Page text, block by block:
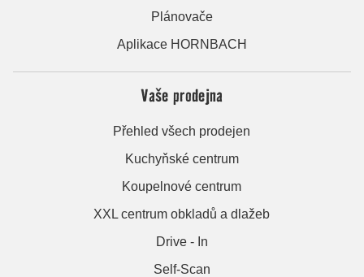
Plánovače
Aplikace HORNBACH
Vaše prodejna
Přehled všech prodejen
Kuchyňské centrum
Koupelnové centrum
XXL centrum obkladů a dlažeb
Drive - In
Self-Scan